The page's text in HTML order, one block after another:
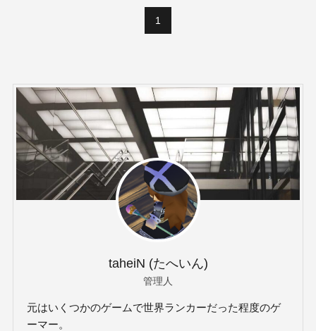
1
taheiN (たへいん)
管理人
元はいくつかのゲームで世界ランカーだった程度のゲ
ーマー。